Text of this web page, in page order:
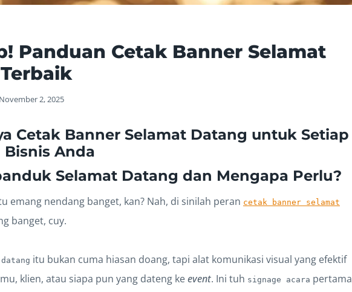
Panduan Cetak Banner Selamat
November 2, 2025
Cetak Banner Selamat Datang untuk Setiap
Bisnis Anda
Selamat Datang dan Mengapa Perlu?
emang nendang banget, kan? Nah, di sinilah peran cetak banner selamat
banget, cuy.
itu bukan cuma hiasan doang, tapi alat komunikasi visual yang efektif
klien, atau siapa pun yang dateng keevent. Ini tuh signage acara pertama